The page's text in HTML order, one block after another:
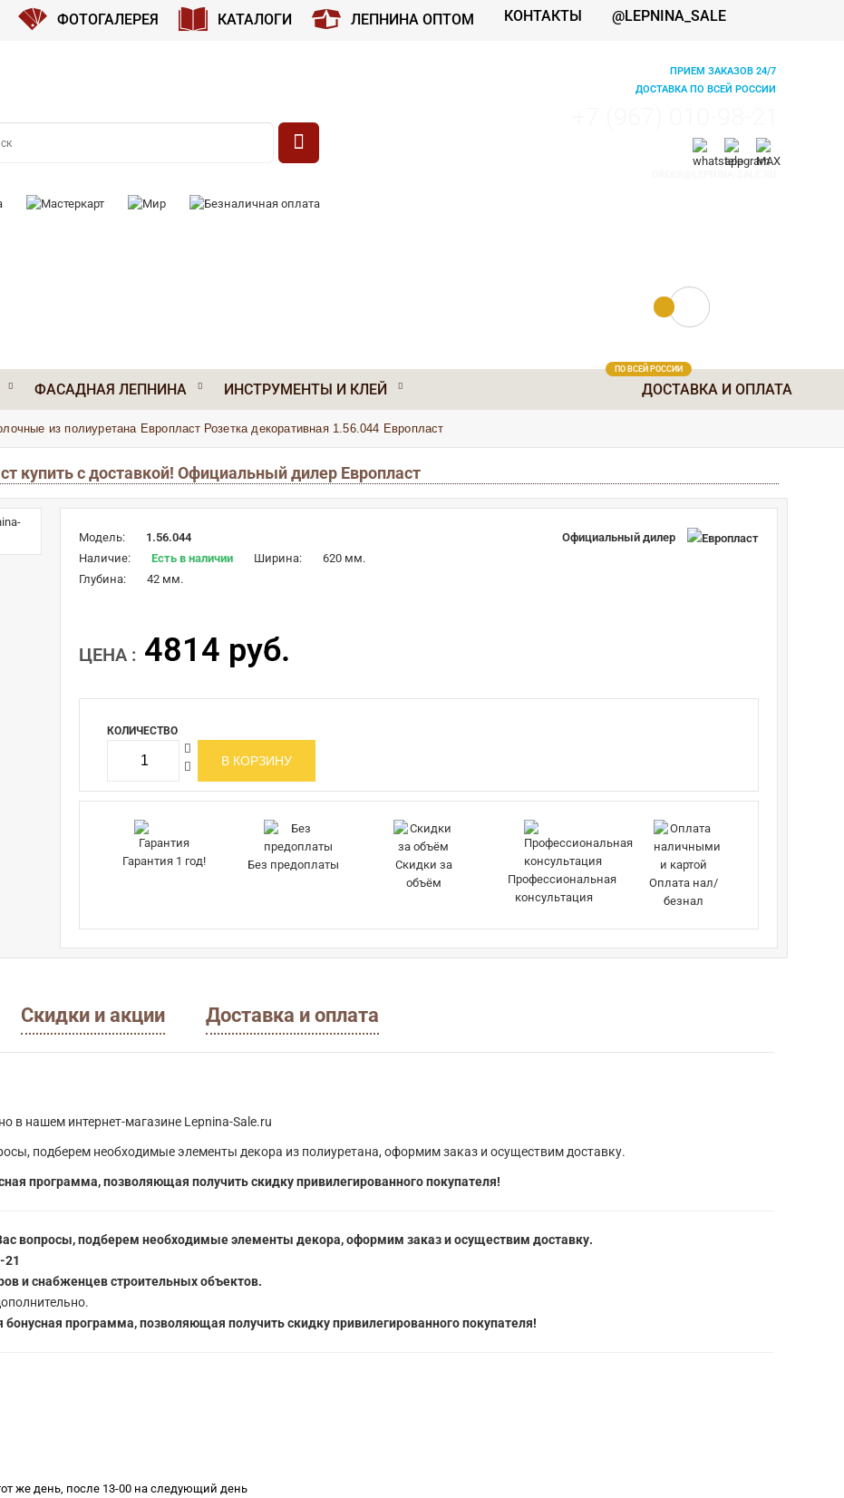
ФОТОГАЛЕРЕЯ КАТАЛОГИ ЛЕПНИНА ОПТОМ КОНТАКТЫ @LEPNINA_SALE
ПРИЕМ ЗАКАЗОВ 24/7
ДОСТАВКА ПО ВСЕЙ РОССИИ
ДОСТАВКА И ОПЛАТА
ПО ВСЕЙ РОССИИ
ФАСАДНАЯ ЛЕПНИНА ИНСТРУМЕНТЫ И КЛЕЙ
из полиуретана Европласт Розетка декоративная 1.56.044 Европласт
купить с доставкой! Официальный дилер Европласт
Модель:
1.56.044
Наличие:
Есть в наличии Ширина:
620 мм.
Глубина:
42 мм.
Официальный дилер
ЦЕНА : 4814 руб.
КОЛИЧЕСТВО
Гарантия 1 год! Без предоплаты
Скидки за
объём
Профессиональная
консультация
Оплата нал/
безнал
Скидки и акции Доставка и оплата
в нашем интернет-магазине Lepnina-Sale.ru
подберем необходимые элементы декора из полиуретана, оформим заказ и осуществим доставку.
программа, позволяющая получить скидку привилегированного покупателя!
вопросы, подберем необходимые элементы декора, оформим заказ и осуществим доставку.
21
и снабженцев строительных объектов.
программа, позволяющая получить скидку привилегированного покупателя!
же день, после 13-00 на следующий день